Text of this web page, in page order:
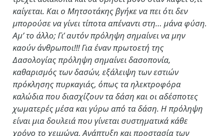
καίγεται. Και ο Μητσοτάκης βγήκε να πει ότι δεν
μπορούσε να γίνει τίποτα απέναντι στη… μάνα φύση.
Αμ’ το άλλο; Γι’ αυτόν πρόληψη σημαίνει να μην
καούν άνθρωποι!!! Για έναν πρωτοετή της
Δασολογίας πρόληψη σημαίνει δασοπονία,
καθαρισμός των δασών, εξάλειψη των εστιών
πρόκλησης πυρκαγιάς, όπως τα ηλεκτροφόρα
καλώδια που διασχίζουν τα δάση και οι αδέσποτες
χωματερές μέσα και γύρω από τα δάση. Η πρόληψη
είναι μια δουλειά που γίνεται συστηματικά κάθε
χρόνο το χειμώνα. Ανάπτυξη και προστασία των